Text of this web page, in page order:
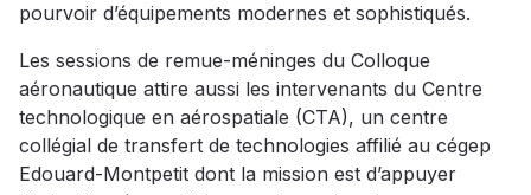
pourvoir d’équipements modernes et sophistiqués.
Les sessions de remue-méninges du Colloque
aéronautique attire aussi les intervenants du Centre
technologique en aérospatiale (CTA), un centre
collégial de transfert de technologies affilié au cégep
Edouard-Montpetit dont la mission est d’appuyer